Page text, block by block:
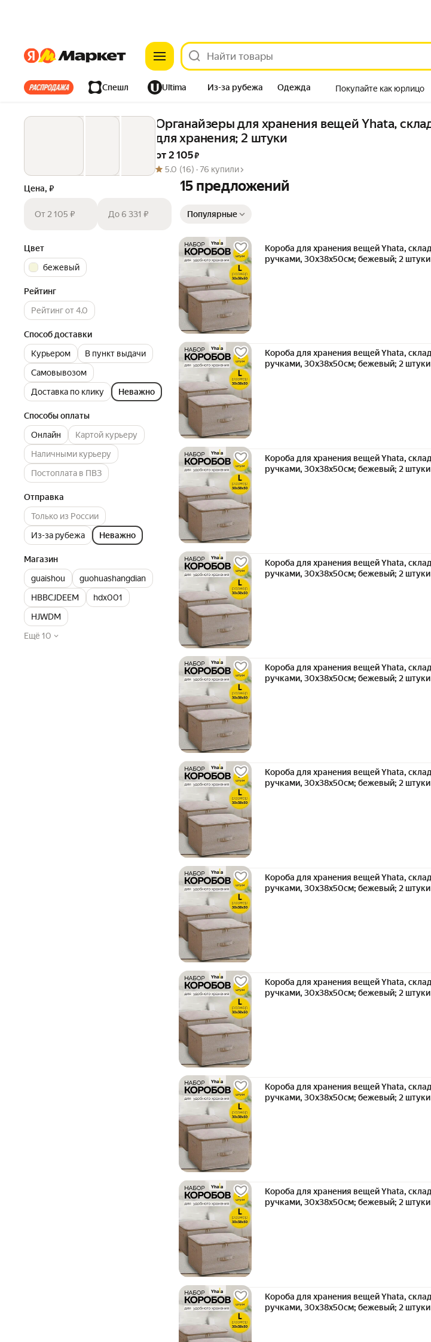
ЯндексЯндекс
Все хиты Спешл Ultima Из-за рубежа Одежда
Дом Ремонт Детям Красота
Покупайте как юрлицо
Органайзеры для хранения вещей Yhata,
для хранения; 2 штуки
от 2 105 ₽
5.0 (16) ·76 купили
Цена, ₽
От 2 105 ₽ До 6 331 ₽
Цвет
бежевый
Рейтинг
Рейтинг от 4.0
Способ доставки
Курьером
В пункт выдачи
Самовывозом
Доставка по клику
Неважно
Способы оплаты
Онлайн
Картой курьеру
Наличными курьеру
Постоплата в ПВЗ
Отправка
Только из России
Из-за рубежа
Неважно
Магазин
guaishou
guohuashangdian
HBBCJDEEM
hdx001
HJWDM
Ещё 10
15 предложений
Популярные
Короба для хранения вещей Yhata,
ручками, 30x38x50см; бежевый; 2 штуки
Короба для хранения вещей Yhata,
ручками, 30x38x50см; бежевый; 2 штуки
Короба для хранения вещей Yhata,
ручками, 30x38x50см; бежевый; 2 штуки
Короба для хранения вещей Yhata,
ручками, 30x38x50см; бежевый; 2 штуки
Короба для хранения вещей Yhata,
ручками, 30x38x50см; бежевый; 2 штуки
Короба для хранения вещей Yhata,
ручками, 30x38x50см; бежевый; 2 штуки
Короба для хранения вещей Yhata,
ручками, 30x38x50см; бежевый; 2 штуки
Короба для хранения вещей Yhata,
ручками, 30x38x50см; бежевый; 2 штуки
Короба для хранения вещей Yhata,
ручками, 30x38x50см; бежевый; 2 штуки
Короба для хранения вещей Yhata,
ручками, 30x38x50см; бежевый; 2 штуки
Короба для хранения вещей Yhata,
ручками, 30x38x50см; бежевый; 2 штуки